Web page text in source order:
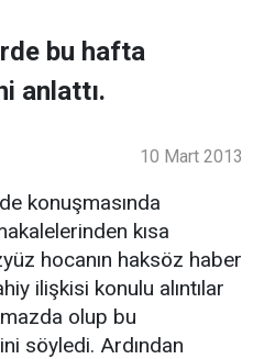
bu hafta
anlattı.
10 Mart 2013
konuşmasında
kısa
hocanın haksöz haber
ilişkisi konulu alıntılar
olup bu
söyledi. Ardından